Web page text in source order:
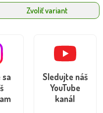
Zvoliť variant
sa
Sledujte náš
YouTube
kanál